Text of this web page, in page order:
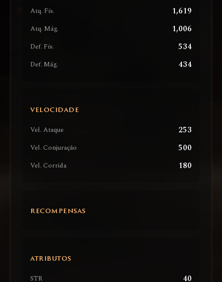
Atq. Fís. 1,619
Atq. Mág. 1,006
Def. Fís. 534
Def. Mág. 434
VELOCIDADE
Vel. Ataque 253
Vel. Conjuração 500
Vel. Corrida 180
RECOMPENSAS
ATRIBUTOS
STR 40